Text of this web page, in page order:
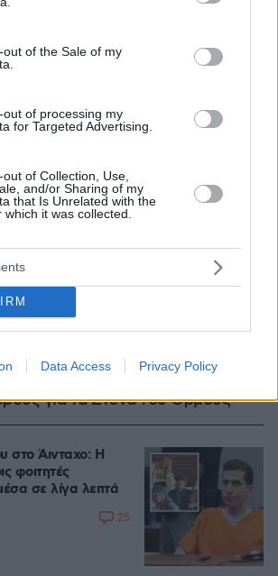
to Google and its third-party tags to
specified purposes in below Google
out of the Sale of my
out of processing my
for Targeted Advertising.
of Collection, Use,
and/or Sharing of my
that Is Unrelated with the
it was collected.
Data Access Privacy Policy
100.00%
στη Μέση Ανατολή: Οι Χούθι
για τα Στενά του Ορμούζ
στο Άινταχο: Η
φοιτητές
σε λίγα λεπτά
25